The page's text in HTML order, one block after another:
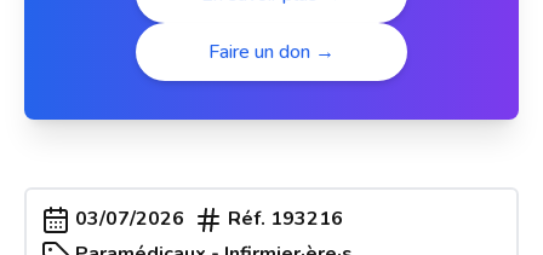
Faire un don →
03/07/2026 Réf. 193216